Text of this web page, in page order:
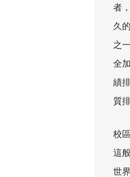
者
久
之
全
績
質
校
這
世